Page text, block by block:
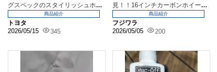
グスペックのスタイリッシュホイ
ールが限定入荷！『M...
トヨタ
2026/05/15
345
商品紹介
見！！16インチカーボンホイール
予約受付中！
フジワラ
2026/05/05
200
商品紹介